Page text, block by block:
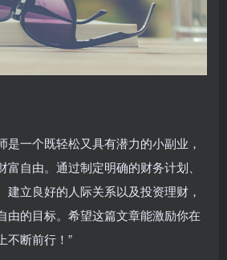
是一个既轻松又具有潜力的小副业，
自由。通过制定明确的财务计划、
建立良好的人际关系以及投资理财，
由的目标。希望这篇文章能激励你在
不断前行！”